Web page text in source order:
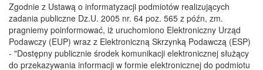
Zgodnie z Ustawą o informatyzacji podmiotów realizujących
zadania publiczne Dz.U. 2005 nr. 64 poz. 565 z późn, zm.
pragniemy poinformować, iż uruchomiono Elektroniczny Urząd
Podawczy (EUP) wraz z Elektroniczną Skrzynką Podawczą (ESP)
- "Dostępny publicznie środek komunikacji elektronicznej służący
do przekazywania informacji w formie elektronicznej do podmiotu